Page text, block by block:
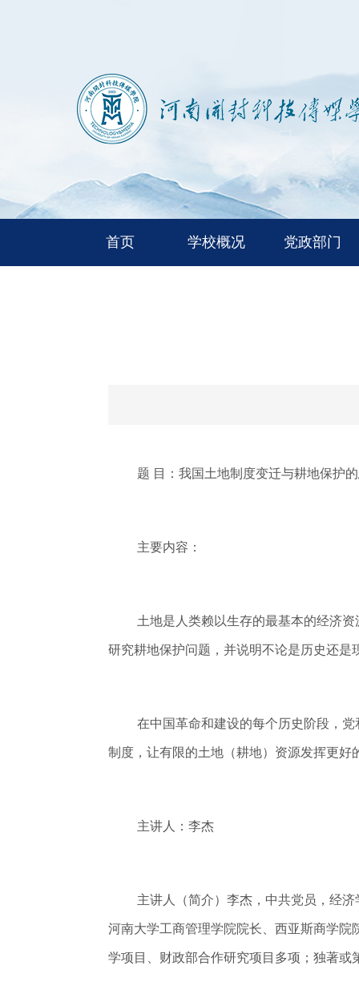
首页 学校概况 党政部门
题 目：我国土地制度变迁与耕地保护
主要内容：
土地是人类赖以生存的最基本的经济
研究耕地保护问题，并说明不论是历史还
在中国革命和建设的每个历史阶段，
制度，让有限的土地（耕地）资源发挥更好
主讲人：李杰
主讲人（简介）李杰，中共党员，经
河南大学工商管理学院院长、西亚斯商学
学项目、财政部合作研究项目多项；独著